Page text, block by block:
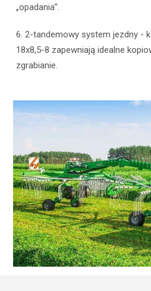
„opadania”.
6. 2-tandemowy system jezdny -
18x8,5-8 zapewniają idealne
zgrabianie.